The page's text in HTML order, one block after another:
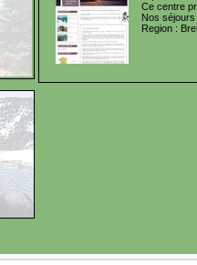
Ce centre
Nos séjours
Region :